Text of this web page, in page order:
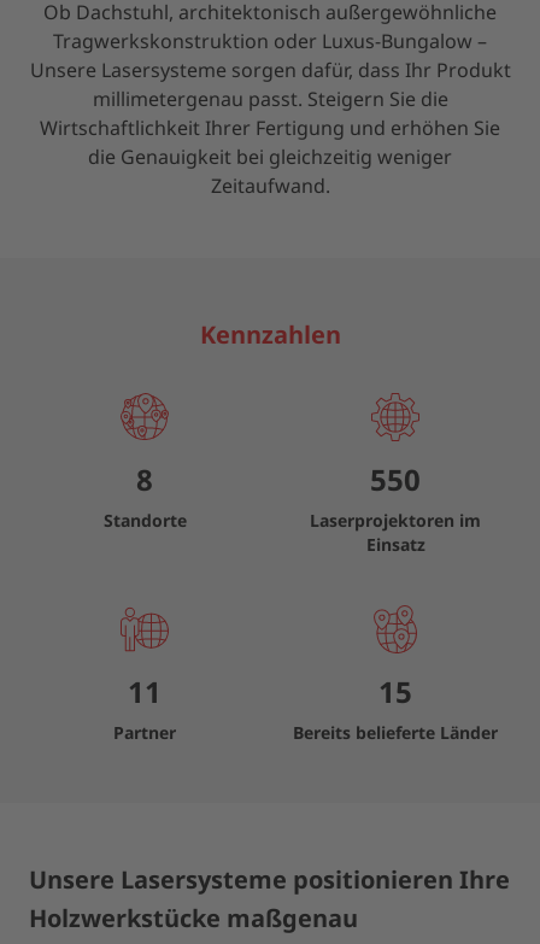
Ob Dachstuhl, architektonisch außergewöhnliche
Tragwerkskonstruktion oder Luxus-Bungalow –
Unsere Lasersysteme sorgen dafür, dass Ihr Produkt
millimetergenau passt. Steigern Sie die
Wirtschaftlichkeit Ihrer Fertigung und erhöhen Sie
die Genauigkeit bei gleichzeitig weniger
Zeitaufwand.
Kennzahlen
8
Standorte
550
Laserprojektoren im
Einsatz
11
Partner
15
Bereits belieferte Länder
Unsere Lasersysteme positionieren Ihre
Holzwerkstücke maßgenau